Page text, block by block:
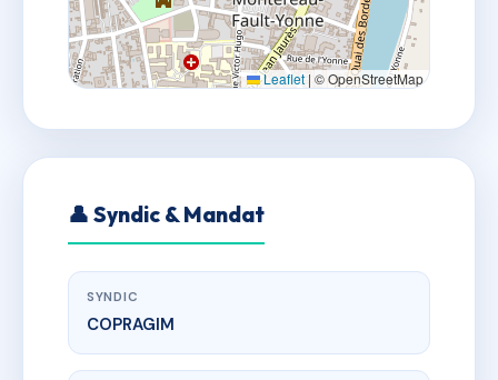
Leaflet | © OpenStreetMap
👤 Syndic & Mandat
SYNDIC
COPRAGIM